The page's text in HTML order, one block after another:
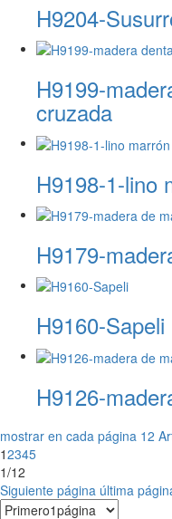
H9204-
H9199-
cruzada
H9198-1-lino
H9179-
H9160-Sapeli
H9126-
mostrar en cada página 12
12345
1/12
Siguiente página última